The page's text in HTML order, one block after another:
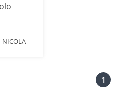
NICOLA
1